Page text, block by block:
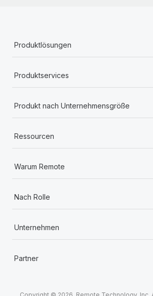
Produktlösungen
Produktservices
Produkt nach Unternehmensgröße
Ressourcen
Warum Remote
Nach Rolle
Unternehmen
Partner